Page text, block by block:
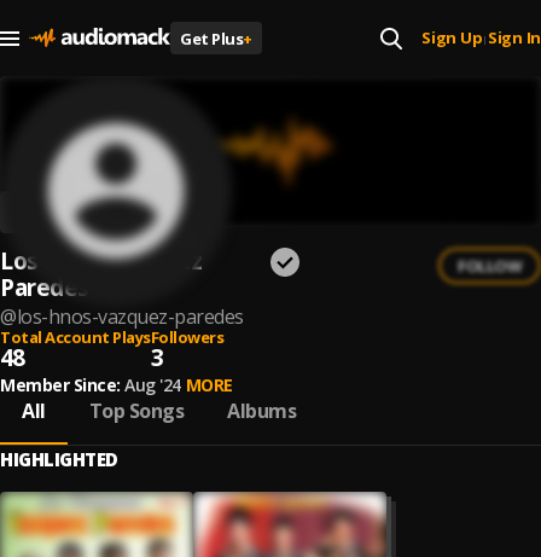
Get Plus+ Sign Up| Sign In
Los Hnos. Vázquez
Paredes
@los-hnos-vazquez-paredes
FOLLOW
Total Account Plays
48
Followers
3
Member Since: Aug '24 MORE
All Top Songs Albums
HIGHLIGHTED